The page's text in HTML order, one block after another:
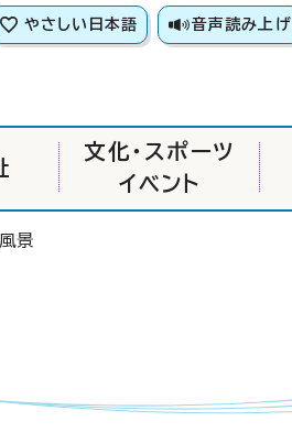
やさしい日本語 音声読み上げ
文化・スポーツ
イベント
景